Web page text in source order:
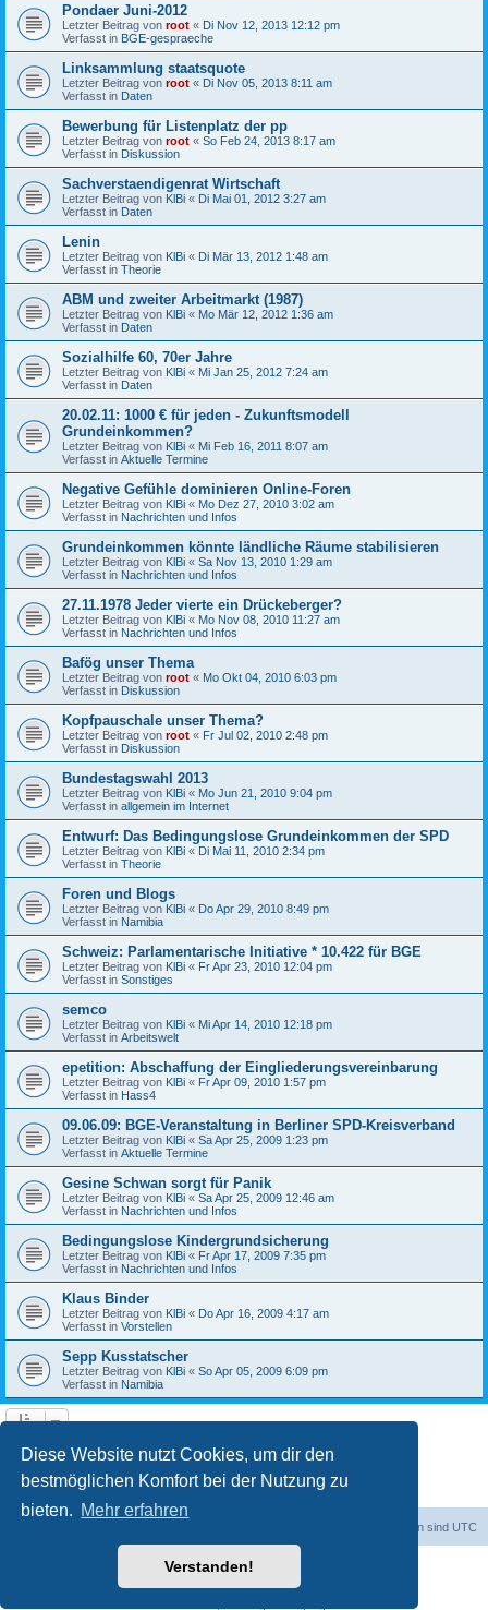
Diese Website nutzt Cookies, um dir den
bestmöglichen Komfort bei der Nutzung zu
bieten. Mehr erfahren
Verstanden!
Pondaer Juni-2012
Letzter Beitrag von root « Di Nov 12, 2013 12:12 pm
Verfasst in BGE-gespraeche
Linksammlung staatsquote
Letzter Beitrag von root « Di Nov 05, 2013 8:11 am
Verfasst in Daten
Bewerbung für Listenplatz der pp
Letzter Beitrag von root « So Feb 24, 2013 8:17 am
Verfasst in Diskussion
Sachverstaendigenrat Wirtschaft
Letzter Beitrag von KlBi « Di Mai 01, 2012 3:27 am
Verfasst in Daten
Lenin
Letzter Beitrag von KlBi « Di Mär 13, 2012 1:48 am
Verfasst in Theorie
ABM und zweiter Arbeitmarkt (1987)
Letzter Beitrag von KlBi « Mo Mär 12, 2012 1:36 am
Verfasst in Daten
Sozialhilfe 60, 70er Jahre
Letzter Beitrag von KlBi « Mi Jan 25, 2012 7:24 am
Verfasst in Daten
20.02.11: 1000 € für jeden - Zukunftsmodell
Grundeinkommen?
Letzter Beitrag von KlBi « Mi Feb 16, 2011 8:07 am
Verfasst in Aktuelle Termine
Negative Gefühle dominieren Online-Foren
Letzter Beitrag von KlBi « Mo Dez 27, 2010 3:02 am
Verfasst in Nachrichten und Infos
Grundeinkommen könnte ländliche Räume stabilisieren
Letzter Beitrag von KlBi « Sa Nov 13, 2010 1:29 am
Verfasst in Nachrichten und Infos
27.11.1978 Jeder vierte ein Drückeberger?
Letzter Beitrag von KlBi « Mo Nov 08, 2010 11:27 am
Verfasst in Nachrichten und Infos
Bafög unser Thema
Letzter Beitrag von root « Mo Okt 04, 2010 6:03 pm
Verfasst in Diskussion
Kopfpauschale unser Thema?
Letzter Beitrag von root « Fr Jul 02, 2010 2:48 pm
Verfasst in Diskussion
Bundestagswahl 2013
Letzter Beitrag von KlBi « Mo Jun 21, 2010 9:04 pm
Verfasst in allgemein im Internet
Entwurf: Das Bedingungslose Grundeinkommen der SPD
Letzter Beitrag von KlBi « Di Mai 11, 2010 2:34 pm
Verfasst in Theorie
Foren und Blogs
Letzter Beitrag von KlBi « Do Apr 29, 2010 8:49 pm
Verfasst in Namibia
Schweiz: Parlamentarische Initiative * 10.422 für BGE
Letzter Beitrag von KlBi « Fr Apr 23, 2010 12:04 pm
Verfasst in Sonstiges
semco
Letzter Beitrag von KlBi « Mi Apr 14, 2010 12:18 pm
Verfasst in Arbeitswelt
epetition: Abschaffung der Eingliederungsvereinbarung
Letzter Beitrag von KlBi « Fr Apr 09, 2010 1:57 pm
Verfasst in Hass4
09.06.09: BGE-Veranstaltung in Berliner SPD-Kreisverband
Letzter Beitrag von KlBi « Sa Apr 25, 2009 1:23 pm
Verfasst in Aktuelle Termine
Gesine Schwan sorgt für Panik
Letzter Beitrag von KlBi « Sa Apr 25, 2009 12:46 am
Verfasst in Nachrichten und Infos
Bedingungslose Kindergrundsicherung
Letzter Beitrag von KlBi « Fr Apr 17, 2009 7:35 pm
Verfasst in Nachrichten und Infos
Klaus Binder
Letzter Beitrag von KlBi « Do Apr 16, 2009 4:17 am
Verfasst in Vorstellen
Sepp Kusstatscher
Letzter Beitrag von KlBi « So Apr 05, 2009 6:09 pm
Verfasst in Namibia
Die Suche ergab 103 Treffer 1 2 3
Alle Zeiten sind UTC
Powered byphpBB® Forum Software © phpBB Limited
phpBB.de